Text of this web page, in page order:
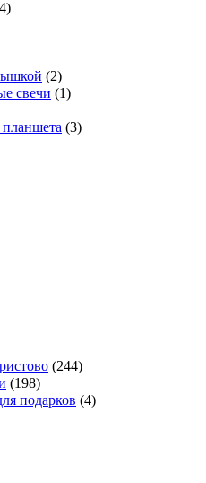
(2)
свечи (1)
(3)
(244)
(198)
подарков (4)